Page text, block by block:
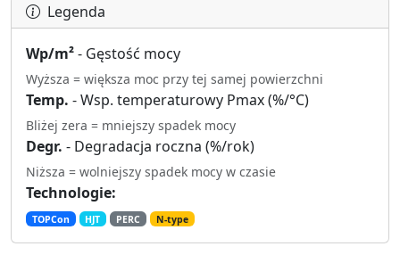
Legenda
Wp/m²- Gęstość mocy
Wyższa = większa moc przy tej samej powierzchni
Temp. - Wsp. temperaturowy Pmax (%/°C)
Bliżej zera = mniejszy spadek mocy
Degr. - Degradacja roczna (%/rok)
Niższa = wolniejszy spadek mocy w czasie
Technologie:
TOPCon HJT PERC N-type